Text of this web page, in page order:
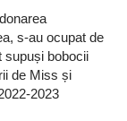
s-au ocupat de
supuși bobocii
de Miss și
2023